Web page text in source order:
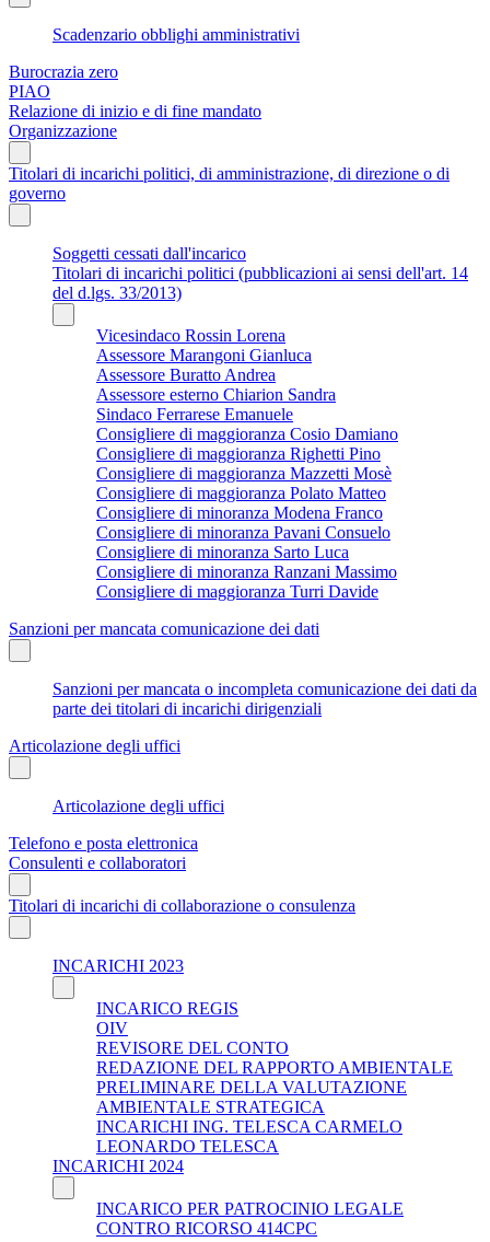
Scadenzario obblighi amministrativi
Burocrazia zero
PIAO
Relazione di inizio e di fine mandato
Organizzazione
Titolari di incarichi politici, di amministrazione, di direzione o di
governo
Soggetti cessati dall'incarico
Titolari di incarichi politici (pubblicazioni ai sensi dell'art. 14
del d.lgs. 33/2013)
Vicesindaco Rossin Lorena
Assessore Marangoni Gianluca
Assessore Buratto Andrea
Assessore esterno Chiarion Sandra
Sindaco Ferrarese Emanuele
Consigliere di maggioranza Cosio Damiano
Consigliere di maggioranza Righetti Pino
Consigliere di maggioranza Mazzetti Mosè
Consigliere di maggioranza Polato Matteo
Consigliere di minoranza Modena Franco
Consigliere di minoranza Pavani Consuelo
Consigliere di minoranza Sarto Luca
Consigliere di minoranza Ranzani Massimo
Consigliere di maggioranza Turri Davide
Sanzioni per mancata comunicazione dei dati
Sanzioni per mancata o incompleta comunicazione dei dati da
parte dei titolari di incarichi dirigenziali
Articolazione degli uffici
Articolazione degli uffici
Telefono e posta elettronica
Consulenti e collaboratori
Titolari di incarichi di collaborazione o consulenza
INCARICHI 2023
INCARICO REGIS
OIV
REVISORE DEL CONTO
REDAZIONE DEL RAPPORTO AMBIENTALE
PRELIMINARE DELLA VALUTAZIONE
AMBIENTALE STRATEGICA
INCARICHI ING. TELESCA CARMELO
LEONARDO TELESCA
INCARICHI 2024
INCARICO PER PATROCINIO LEGALE
CONTRO RICORSO 414CPC